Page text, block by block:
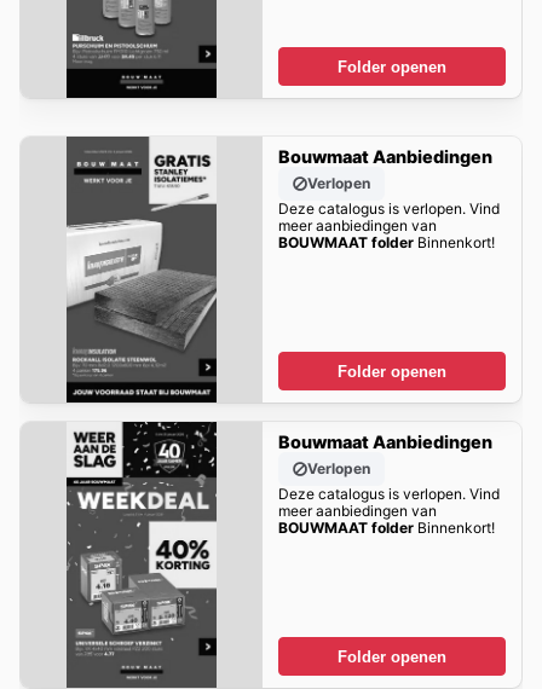
Folder openen
Bouwmaat Aanbiedingen
Verlopen
Deze catalogus is verlopen. Vind
meer aanbiedingen van
BOUWMAAT folderBinnenkort!
Folder openen
Bouwmaat Aanbiedingen
Verlopen
Deze catalogus is verlopen. Vind
meer aanbiedingen van
BOUWMAAT folderBinnenkort!
Folder openen